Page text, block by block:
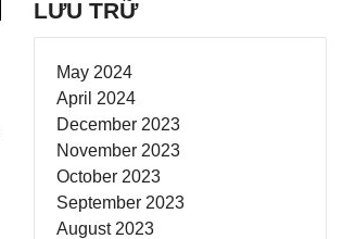
LƯU TRỮ
May 2024
April 2024
December 2023
November 2023
October 2023
September 2023
August 2023